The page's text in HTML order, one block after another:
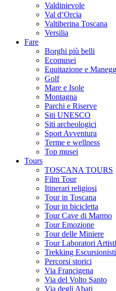
Valdinievole
Val d’Orcia
Valtiberina Toscana
Versilia
Fare
Borghi più belli
Ecomusei
Equitazione e
Golf
Mare e Isole
Montagna
Parchi e Riserve
Siti UNESCO
Siti archeologici
Sport Avventura
Terme e wellness
Top musei
Tours
TOSCANA TOURS
Film Tour
Itinerari religiosi
Tour in Toscana
Tour in bicicletta
Tour Cave di Marmo
Tour Emozione
Tour delle Miniere
Tour Laboratori
Trekking
Percorsi storici
Via Francigena
Via del Volto Santo
Via degli Abati